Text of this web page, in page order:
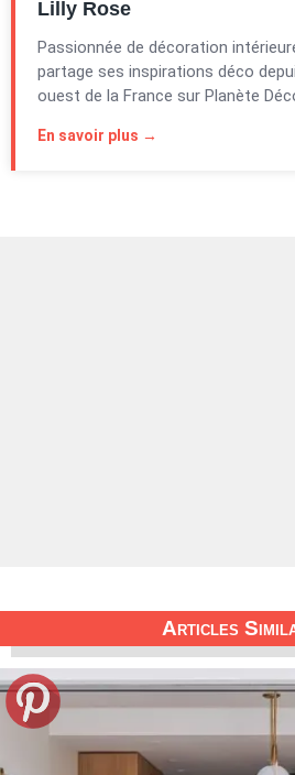
Lilly Rose
Passionnée de décoration
partage ses inspirations déco
ouest de la France sur Planète
En savoir plus →
Articles